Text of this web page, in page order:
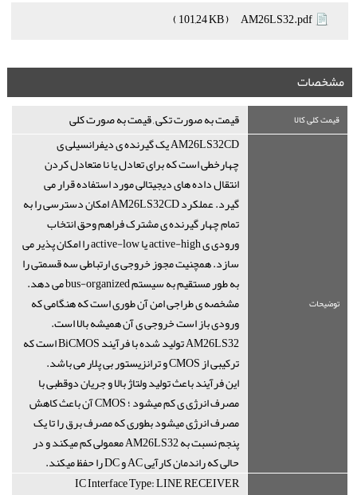
AM26LS32.pdf
( 101,24 KB )
مشخصات
قیمت به صورت تکی , قیمت به صورت کلی قیمت کلی کالا
AM26LS32CD یک گیرنده ی دیفرانسیلی ی
چهارخطی است که برای تعادل یا نا متعادل کردن
انتقال داده های دیجیتالی مورد استفاده قرار می
گیرد. عملکرد AM26LS32CD امکان دسترسی را به
تمام چهار گیرنده ی مشترک فراهم وحق انتخاب
ورودی ی active-high یا active-low را امکان پذیر می
سازد. همچنیت مجوز خروجی ی ارتباطی سه قسمتی را
به طور مستقیم به سیستم bus-organized می دهد.
مشخصه ی طراجی امن آن طوری است که هنگامی که
ورودی باز است خروجی ی آن همیشه بالا است.
AM26LS32 تولید شده با فرآیند BiCMOS است که
ترکیبی از CMOS و ترانزیستور بی پلار می باشد.
این فرآیند باعث تولید ولتاژ بالا و جریان دوقطبی با
مصرف انرژی ی کم میشود ؛ CMOS آن باعث کاهش
مصرف انرژی میشود بطوری که مصرف برق را تا یک
پنجم نسبت به AM26LS32 معمولی کم میکند و در
حالی که راندمان کارآیی AC و DC را حفظ میکند.
توضیحات
IC Interface Type: LINE RECEIVER